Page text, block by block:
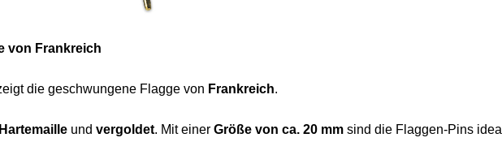
von Frankreich
die geschwungene Flagge von Frankreich.
Hartemaille und vergoldet. Mit einer Größe von ca. 20 mm sind die Flaggen-Pins ideal